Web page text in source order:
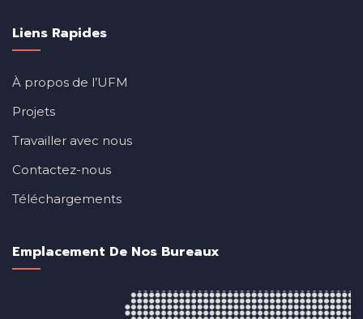
Liens Rapides
À propos de l’UFM
Projets
Travailler avec nous
Contactez-nous
Téléchargements
Emplacement De Nos Bureaux